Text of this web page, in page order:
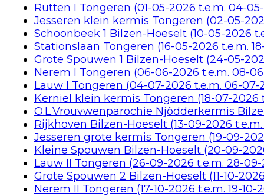
Rutten I Tongeren (01-05-2026 t.e.m. 04-
Jesseren klein kermis Tongeren (02-05-
Schoonbeek 1 Bilzen-Hoeselt (10-05-2026
Stationslaan Tongeren (16-05-2026 t.e.m.
Grote Spouwen 1 Bilzen-Hoeselt (24-05-
Nerem I Tongeren (06-06-2026 t.e.m. 08-
Lauw I Tongeren (04-07-2026 t.e.m. 06-07-
Kerniel klein kermis Tongeren (18-07-2026
O.L.Vrouvwenparochie Njödderkermis
Rijkhoven Bilzen-Hoeselt (13-09-2026
Jesseren grote kermis Tongeren (19-09-
Kleine Spouwen Bilzen-Hoeselt (20-09-
Lauw II Tongeren (26-09-2026 t.e.m. 28-
Grote Spouwen 2 Bilzen-Hoeselt (11-10-
Nerem II Tongeren (17-10-2026 t.e.m. 19-10-